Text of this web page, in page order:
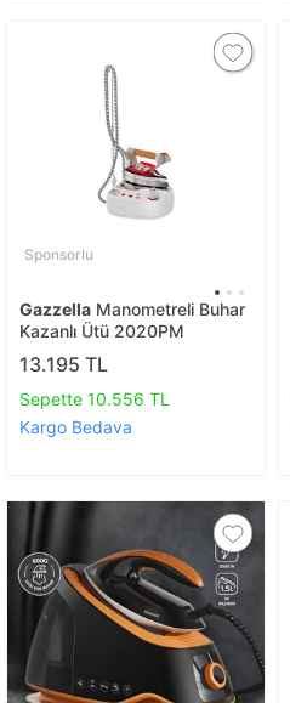
Sponsorlu
Gazzella Manometreli Buhar
Kazanlı Ütü 2020PM
13.195 TL
Sepette 10.556 TL
Kargo Bedava